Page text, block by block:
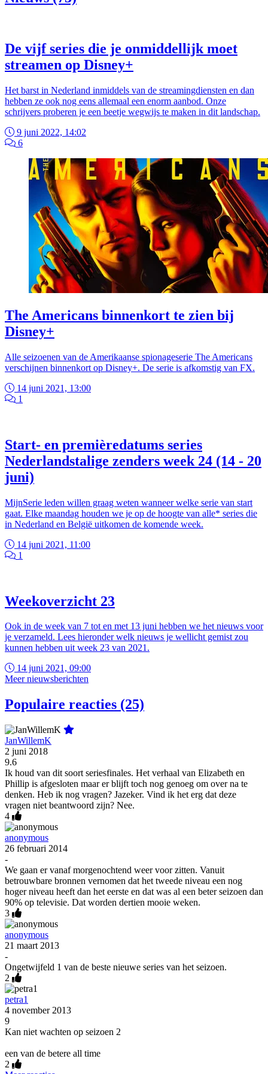
De vijf series die je onmiddellijk moet
streamen op Disney+
Het barst in Nederland inmiddels van de streamingdiensten en dan
hebben ze ook nog eens allemaal een enorm aanbod. Onze
schrijvers proberen je een beetje wegwijs te maken in dit landschap.
9 juni 2022, 14:02
6
The Americans binnenkort te zien bij
Disney+
Alle seizoenen van de Amerikaanse spionageserie The Americans
verschijnen binnenkort op Disney+. De serie is afkomstig van FX.
14 juni 2021, 13:00
1
Start- en premièredatums series
Nederlandstalige zenders week 24 (14 - 20
juni)
MijnSerie leden willen graag weten wanneer welke serie van start
gaat. Elke maandag houden we je op de hoogte van alle* series die
in Nederland en België uitkomen de komende week.
14 juni 2021, 11:00
1
Weekoverzicht 23
Ook in de week van 7 tot en met 13 juni hebben we het nieuws voor
je verzameld. Lees hieronder welk nieuws je wellicht gemist zou
kunnen hebben uit week 23 van 2021.
14 juni 2021, 09:00
Meer nieuwsberichten
Populaire reacties (25)
JanWillemK
2 juni 2018
9.6
Ik houd van dit soort seriesfinales. Het verhaal van Elizabeth en
Phillip is afgesloten maar er blijft toch nog genoeg om over na te
denken. Heb ik nog vragen? Jazeker. Vind ik het erg dat deze
vragen niet beantwoord zijn? Nee.
4
anonymous
26 februari 2014
-
We gaan er vanaf morgenochtend weer voor zitten. Vanuit
betrouwbare bronnen vernomen dat het tweede niveau een nog
hoger niveau heeft dan het eerste en dat was al een beter seizoen dan
90% op televisie. Dat worden dertien mooie weken.
3
anonymous
21 maart 2013
-
Ongetwijfeld 1 van de beste nieuwe series van het seizoen.
2
petra1
4 november 2013
9
Kan niet wachten op seizoen 2
een van de betere all time
2